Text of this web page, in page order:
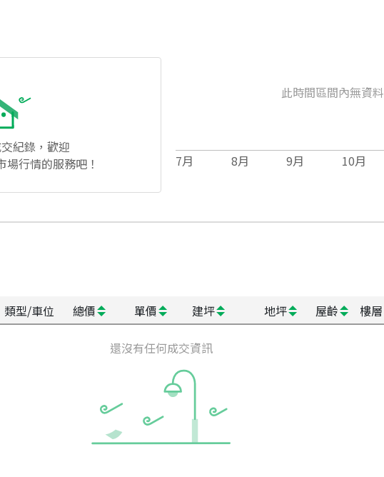
紀錄，歡迎
行情的服務吧！
此時間區間內無資料
7月 8月 9月 10月
類型/車位 總價 單價 建坪 地坪 屋齡 樓層
還沒有任何成交資訊